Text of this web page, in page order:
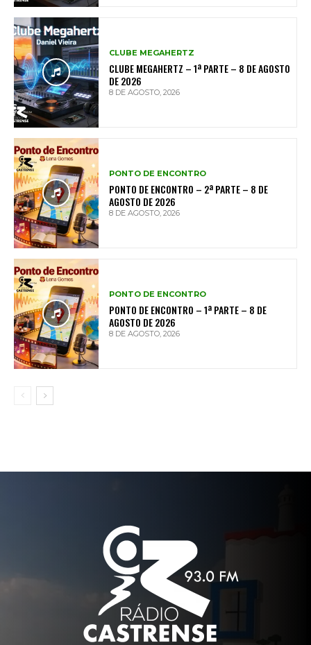
CLUBE MEGAHERTZ
CLUBE MEGAHERTZ – 1ª PARTE – 8 DE AGOSTO
DE 2026
8 DE AGOSTO, 2026
PONTO DE ENCONTRO
PONTO DE ENCONTRO – 2ª PARTE – 8 DE
AGOSTO DE 2026
8 DE AGOSTO, 2026
PONTO DE ENCONTRO
PONTO DE ENCONTRO – 1ª PARTE – 8 DE
AGOSTO DE 2026
8 DE AGOSTO, 2026